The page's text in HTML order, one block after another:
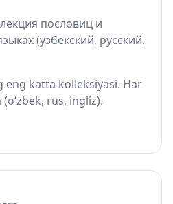
пословиц и
(узбекский, русский,
eng katta kolleksiyasi. Har
rus, ingliz).